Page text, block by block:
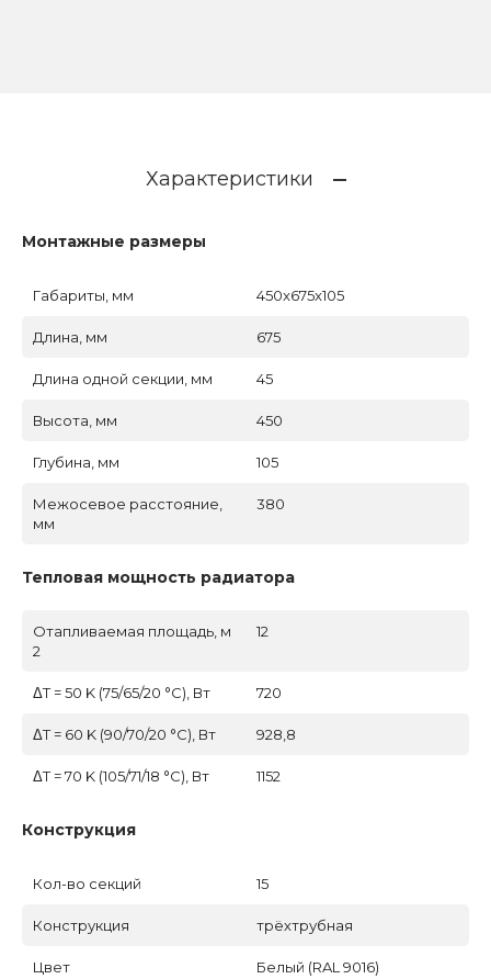
Характеристики
Монтажные размеры
Габариты, мм 450x675x105
Длина, мм 675
Длина одной секции, мм 45
Высота, мм 450
Глубина, мм 105
Межосевое расстояние,
мм
380
Тепловая мощность радиатора
Отапливаемая площадь, м
2
12
ΔT = 50 K (75/65/20 °C), Вт 720
ΔT = 60 K (90/70/20 °C), Вт 928,8
ΔT = 70 K (105/71/18 °C), Вт 1152
Конструкция
Кол-во секций 15
Конструкция трёхтрубная
Цвет Белый (RAL 9016)